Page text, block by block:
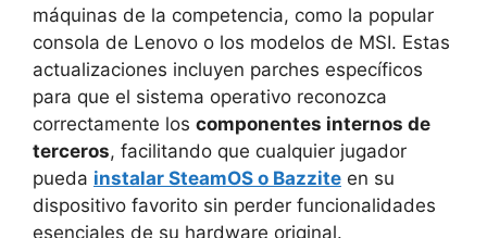
máquinas de la competencia, como la popular
consola de Lenovo o los modelos de MSI. Estas
actualizaciones incluyen parches específicos
para que el sistema operativo reconozca
correctamente los componentes internos de
terceros, facilitando que cualquier jugador
pueda instalar SteamOS o Bazzite en su
dispositivo favorito sin perder funcionalidades
esenciales de su hardware original.